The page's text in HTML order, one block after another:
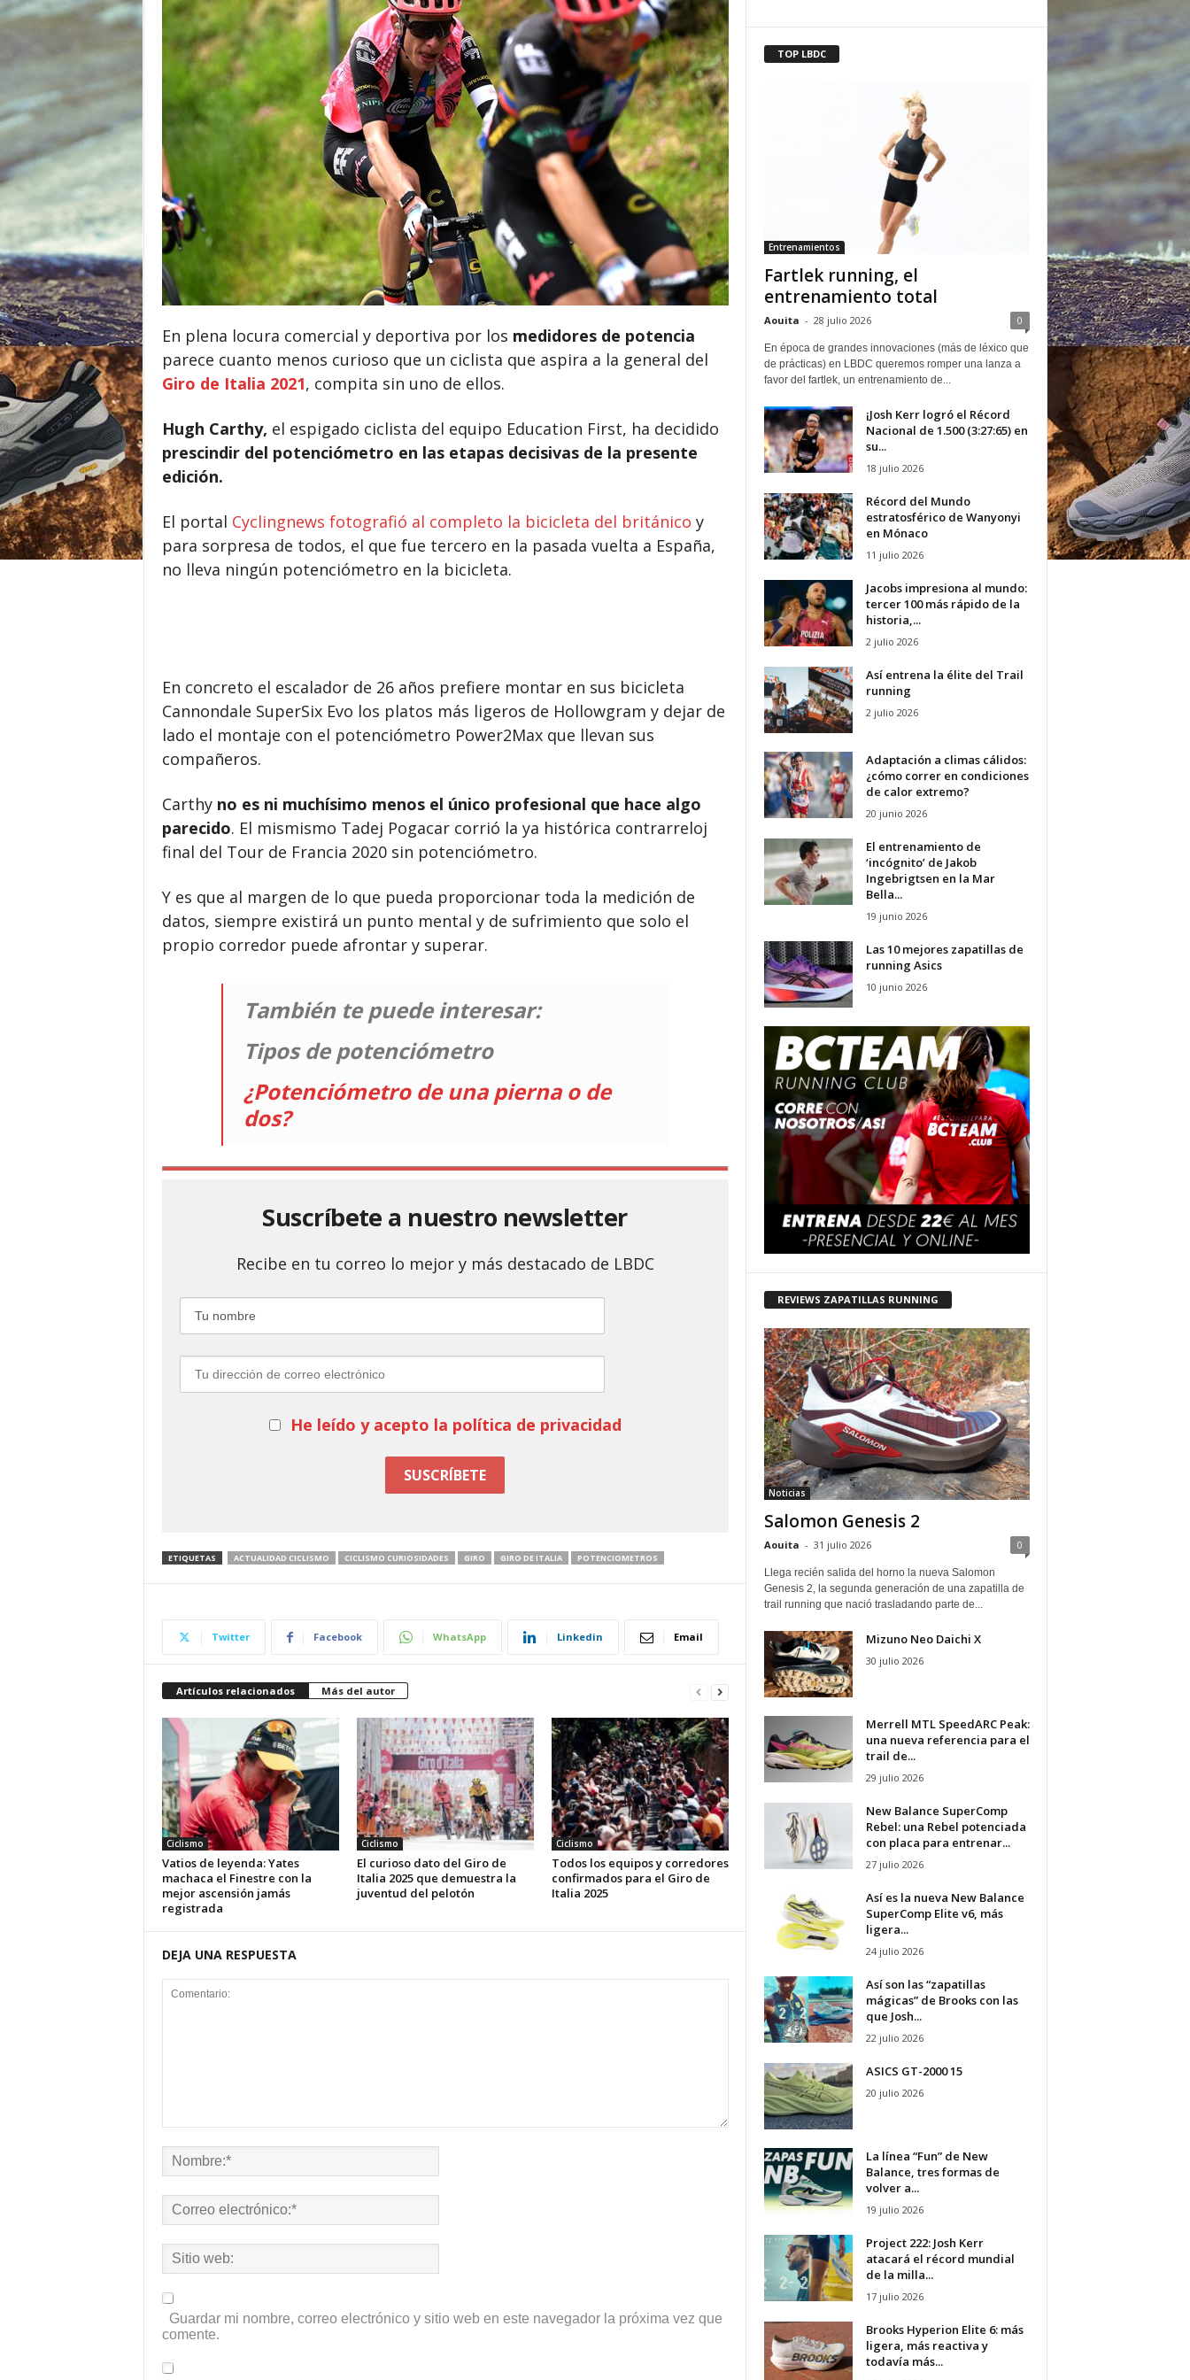
En plena locura comercial y deportiva por los medidores de potencia
parece cuanto menos curioso que un ciclista que aspira a la general del
Giro de Italia 2021, compita sin uno de ellos.
Hugh Carthy, el espigado ciclista del equipo Education First, ha decidido
prescindir del potenciómetro en las etapas decisivas de la presente
edición.
El portal Cyclingnews fotografió al completo la bicicleta del británico y
para sorpresa de todos, el que fue tercero en la pasada vuelta a España,
no lleva ningún potenciómetro en la bicicleta.
En concreto el escalador de 26 años prefiere montar en sus bicicleta
Cannondale SuperSix Evo los platos más ligeros de Hollowgram y dejar de
lado el montaje con el potenciómetro Power2Max que llevan sus
compañeros.
Carthy no es ni muchísimo menos el único profesional que hace algo
parecido. El mismismo Tadej Pogacar corrió la ya histórica contrarreloj
final del Tour de Francia 2020 sin potenciómetro.
Y es que al margen de lo que pueda proporcionar toda la medición de
datos, siempre existirá un punto mental y de sufrimiento que solo el
propio corredor puede afrontar y superar.
También te puede interesar:
Tipos de potenciómetro
¿Potenciómetro de una pierna o de
dos?
Suscríbete a nuestro newsletter
Recibe en tu correo lo mejor y más destacado de LBDC
He leído y acepto la política de privacidad
ETIQUETAS ACTUALIDAD CICLISMO CICLISMO CURIOSIDADES GIRO GIRO DE ITALIA POTENCIOMETROS
Twitter Facebook WhatsApp Linkedin Email
Artículos relacionados Más del autor
Ciclismo
Vatios de leyenda: Yates
machaca el Finestre con la
mejor ascensión jamás
registrada
Ciclismo
El curioso dato del Giro de
Italia 2025 que demuestra la
juventud del pelotón
Ciclismo
Todos los equipos y corredores
confirmados para el Giro de
Italia 2025
DEJA UNA RESPUESTA
Guardar mi nombre, correo electrónico y sitio web en este navegador la próxima vez que
comente.
TOP LBDC
Entrenamientos
Fartlek running, el
entrenamiento total
Aouita - 28 julio 2026 0
En época de grandes innovaciones (más de léxico que
de prácticas) en LBDC queremos romper una lanza a
favor del fartlek, un entrenamiento de...
¡Josh Kerr logró el Récord
Nacional de 1.500 (3:27:65) en
su...
18 julio 2026
Récord del Mundo
estratosférico de Wanyonyi
en Mónaco
11 julio 2026
Jacobs impresiona al mundo:
tercer 100 más rápido de la
historia,...
2 julio 2026
Así entrena la élite del Trail
running
2 julio 2026
Adaptación a climas cálidos:
¿cómo correr en condiciones
de calor extremo?
20 junio 2026
El entrenamiento de
‘incógnito’ de Jakob
Ingebrigtsen en la Mar
Bella...
19 junio 2026
Las 10 mejores zapatillas de
running Asics
10 junio 2026
REVIEWS ZAPATILLAS RUNNING
Noticias
Salomon Genesis 2
Aouita - 31 julio 2026 0
Llega recién salida del horno la nueva Salomon
Genesis 2, la segunda generación de una zapatilla de
trail running que nació trasladando parte de...
Mizuno Neo Daichi X
30 julio 2026
Merrell MTL SpeedARC Peak:
una nueva referencia para el
trail de...
29 julio 2026
New Balance SuperComp
Rebel: una Rebel potenciada
con placa para entrenar...
27 julio 2026
Así es la nueva New Balance
SuperComp Elite v6, más
ligera...
24 julio 2026
Así son las “zapatillas
mágicas” de Brooks con las
que Josh...
22 julio 2026
ASICS GT-2000 15
20 julio 2026
La línea “Fun” de New
Balance, tres formas de
volver a...
19 julio 2026
Project 222: Josh Kerr
atacará el récord mundial
de la milla...
17 julio 2026
Brooks Hyperion Elite 6: más
ligera, más reactiva y
todavía más...